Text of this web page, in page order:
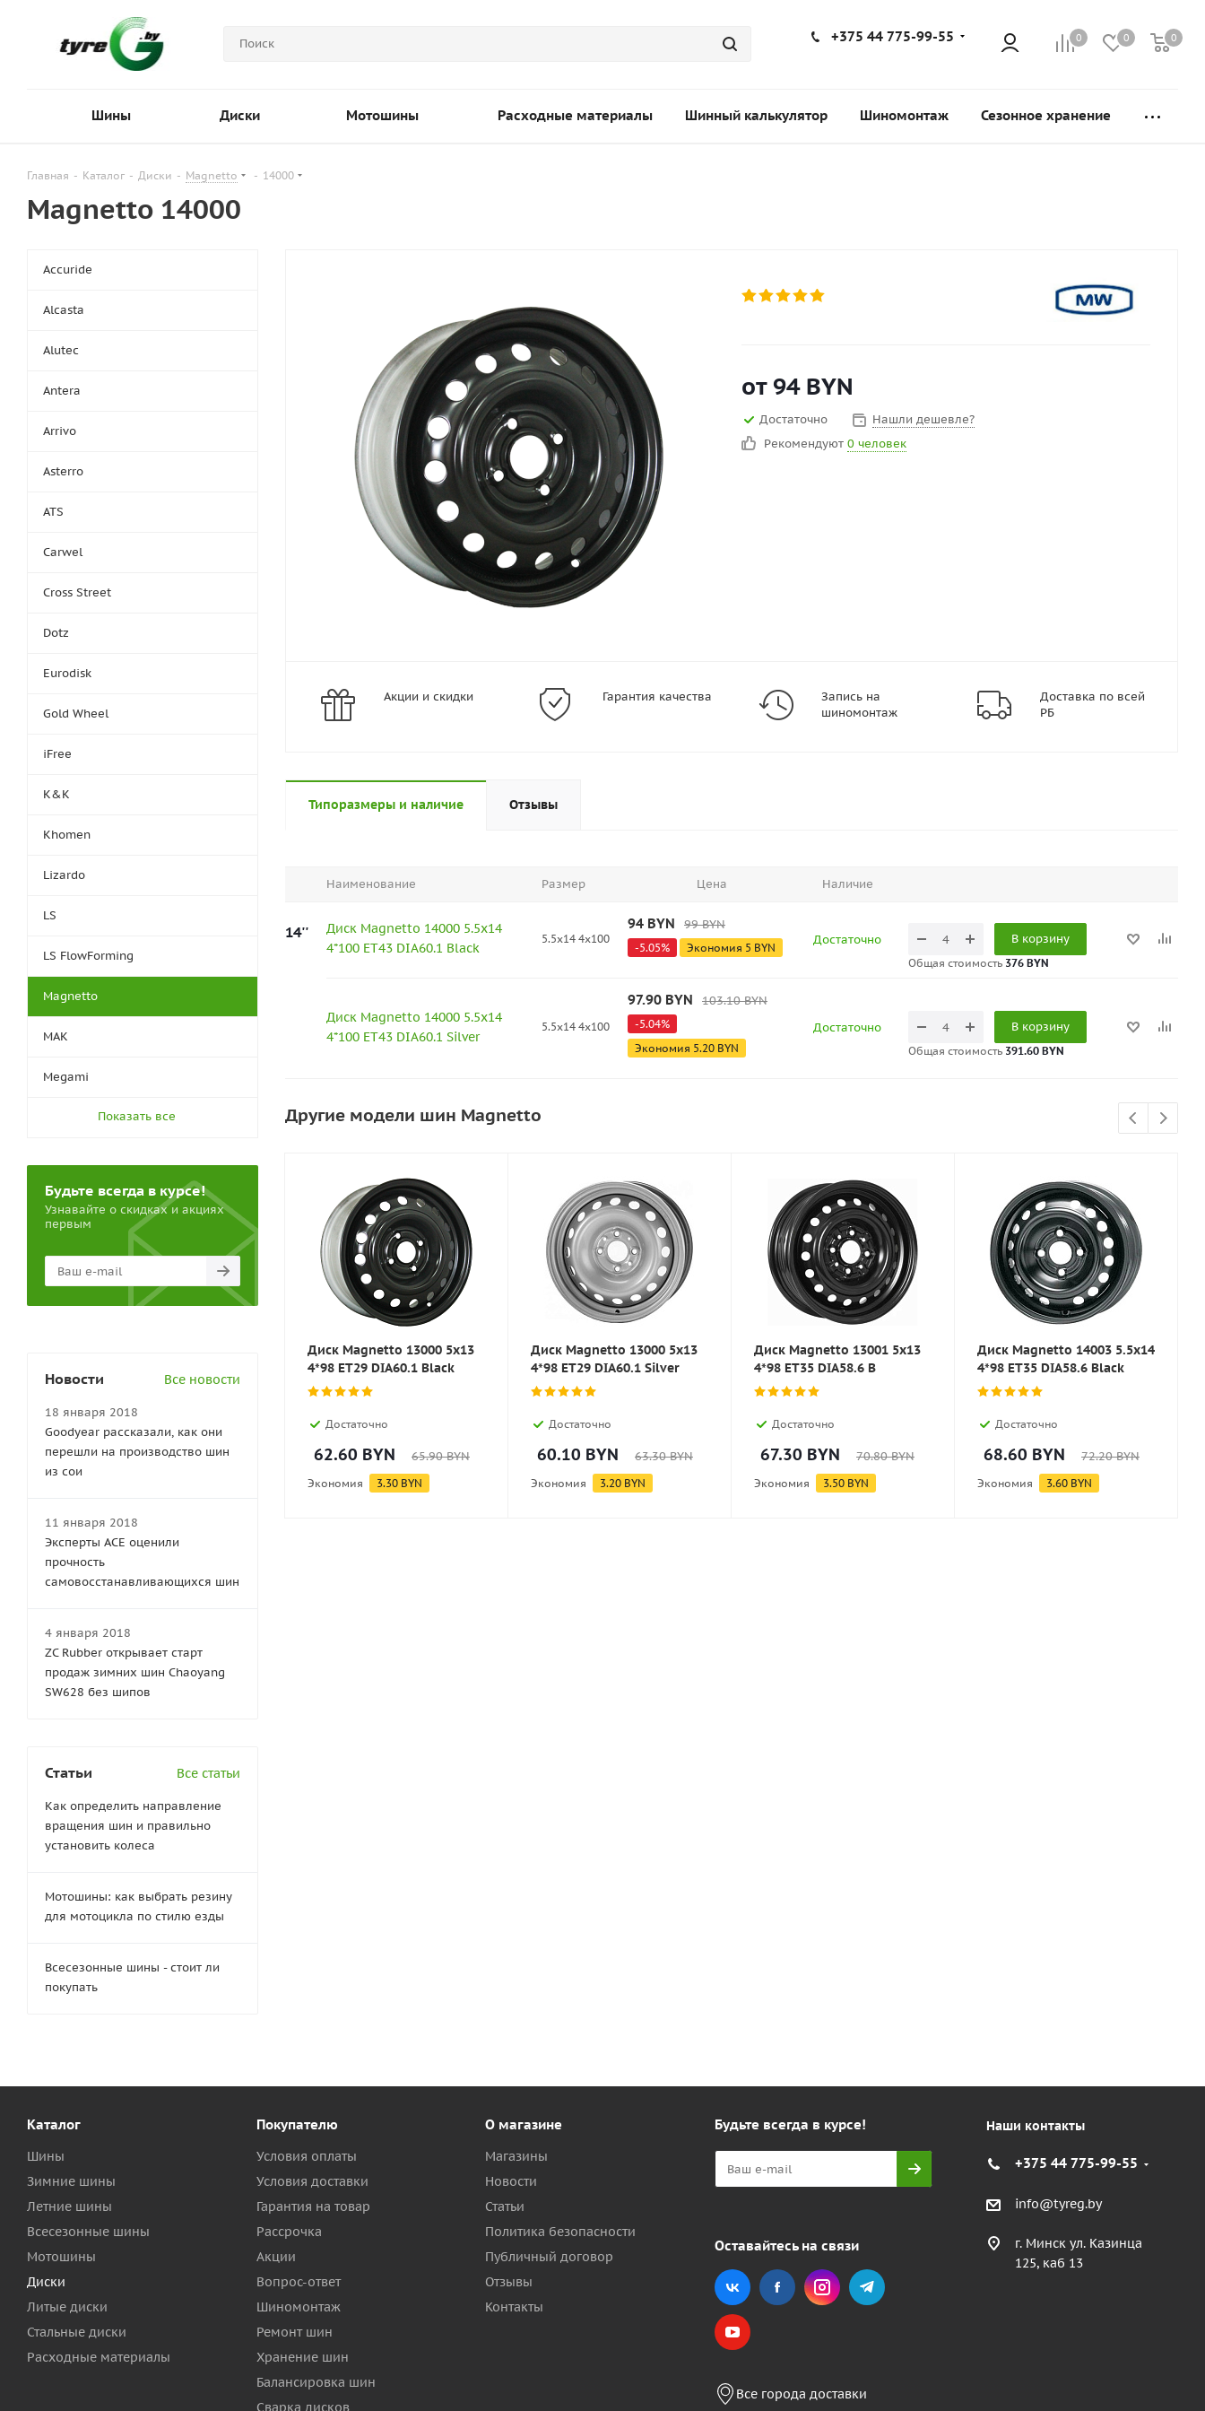
0 0 0
+375 44 775-99-55
Шины Диски Мотошины Расходные материалы Шинный калькулятор Шиномонтаж Сезонное хранение
Главная - Каталог - Диски - Magnetto - 14000
Magnetto 14000
от 94BYN
Достаточно
Нашли дешевле?
Рекомендуют 0 человек
Акции и скидки Гарантия качества
Запись на
шиномонтаж
Доставка по всей
РБ
Типоразмеры и наличие Отзывы
Наименование Размер Цена Наличие
14''
Диск Magnetto 14000 5.5x14
4*100 ET43 DIA60.1 Black
5.5x14 4x100
94 BYN 99BYN
-5.05% Экономия 5 BYN
Достаточно В корзину
Общая стоимость 376 BYN
Диск Magnetto 14000 5.5x14
4*100 ET43 DIA60.1 Silver
5.5x14 4x100
97.90 BYN 103.10BYN
-5.04%
Экономия 5.20 BYN
Достаточно В корзину
Общая стоимость 391.60 BYN
Другие модели шин Magnetto
Диск Magnetto 13000 5x13
4*98 ET29 DIA60.1 Black
Достаточно
62.60 BYN 65.90BYN
Экономия 3.30 BYN
Диск Magnetto 13000 5x13
4*98 ET29 DIA60.1 Silver
Достаточно
60.10 BYN 63.30BYN
Экономия 3.20 BYN
Диск Magnetto 13001 5x13
4*98 ET35 DIA58.6 B
Достаточно
67.30 BYN 70.80BYN
Экономия 3.50 BYN
Диск Magnetto 14003 5.5x14
4*98 ET35 DIA58.6 Black
Достаточно
68.60 BYN 72.20BYN
Экономия 3.60 BYN
Accuride
Alcasta
Alutec
Antera
Arrivo
Asterro
ATS
Carwel
Cross Street
Dotz
Eurodisk
Gold Wheel
iFree
K&K
Khomen
Lizardo
LS
LS FlowForming
Magnetto
MAK
Megami
Показать все
Будьте всегда в курсе!
Узнавайте о скидках и акциях
первым
Новости Все новости
18 января 2018
Goodyear рассказали, как они
перешли на производство шин
из сои
11 января 2018
Эксперты АСЕ оценили
прочность
самовосстанавливающихся шин
4 января 2018
ZC Rubber открывает старт
продаж зимних шин Chaoyang
SW628 без шипов
Статьи Все статьи
Как определить направление
вращения шин и правильно
установить колеса
Мотошины: как выбрать резину
для мотоцикла по стилю езды
Всесезонные шины - стоит ли
покупать
Каталог
Шины
Зимние шины
Летние шины
Всесезонные шины
Мотошины
Диски
Литые диски
Стальные диски
Расходные материалы
Покупателю
Условия оплаты
Условия доставки
Гарантия на товар
Рассрочка
Акции
Вопрос-ответ
Шиномонтаж
Ремонт шин
Хранение шин
Балансировка шин
Сварка дисков
О магазине
Магазины
Новости
Статьи
Политика безопасности
Публичный договор
Отзывы
Контакты
Будьте всегда в курсе!
Оставайтесь на связи
Все города доставки
Наши контакты
+375 44 775-99-55
info@tyreg.by
г. Минск ул. Казинца
125, каб 13